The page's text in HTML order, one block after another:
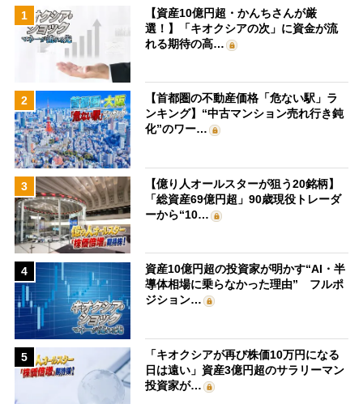
1
【資産10億円超・かんちさんが厳
選！】「キオクシアの次」に資金が流
れる期待の高…
2
【首都圏の不動産価格「危ない駅」ラ
ンキング】“中古マンション売れ行き鈍
化”のワー…
3
【億り人オールスターが狙う20銘柄】
「総資産69億円超」90歳現役トレーダ
ーから“10…
4
資産10億円超の投資家が明かす“AI・半
導体相場に乗らなかった理由” フルポ
ジション…
5
「キオクシアが再び株価10万円になる
日は遠い」資産3億円超のサラリーマン
投資家が…